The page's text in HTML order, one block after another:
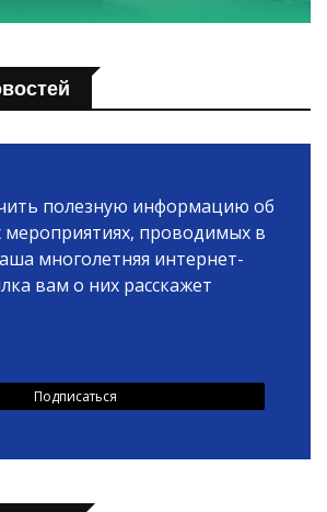
полезную информацию об
мероприятиях, проводимых в
многолетняя интернет-
вам о них расскажет